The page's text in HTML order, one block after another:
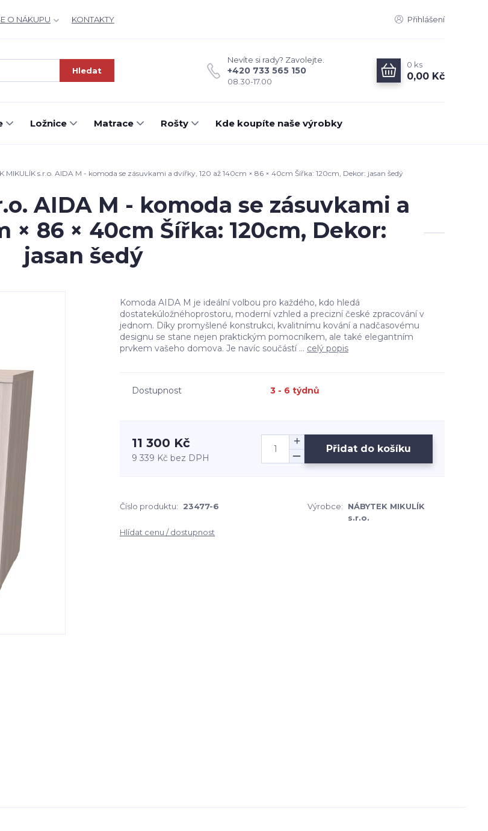
O NÁKUPU KONTAKTY Přihlášení
Hledat
Nevíte si rady? Zavolejte.
+420 733 565 150
08.30-17.00
0 ks
0,00 Kč
Ložnice Matrace Rošty Kde koupíte naše výrobky
MIKULÍK s.r.o. AIDA M - komoda se zásuvkami a dvířky, 120 až 140cm × 86 × 40cm Šířka: 120cm, Dekor: jasan šedý
AIDA M - komoda se zásuvkami a
× 86 × 40cm Šířka: 120cm, Dekor:
jasan šedý
Komoda AIDA M je ideální volbou pro každého, kdo hledá
dostatekúložnéhoprostoru, moderní vzhled a precizní české zpracování v
jednom. Díky promyšlené konstrukci, kvalitnímu kování a nadčasovému
designu se stane nejen praktickým pomocníkem, ale také elegantním
prvkem vašeho domova. Je navíc součástí ... celý popis
Dostupnost 3 - 6 týdnů
11 300 Kč
9 339 Kč bez DPH
Přidat do košíku
Číslo produktu: 23477-6 Výrobce:
NÁBYTEK MIKULÍK
s.r.o.
Hlídat cenu / dostupnost